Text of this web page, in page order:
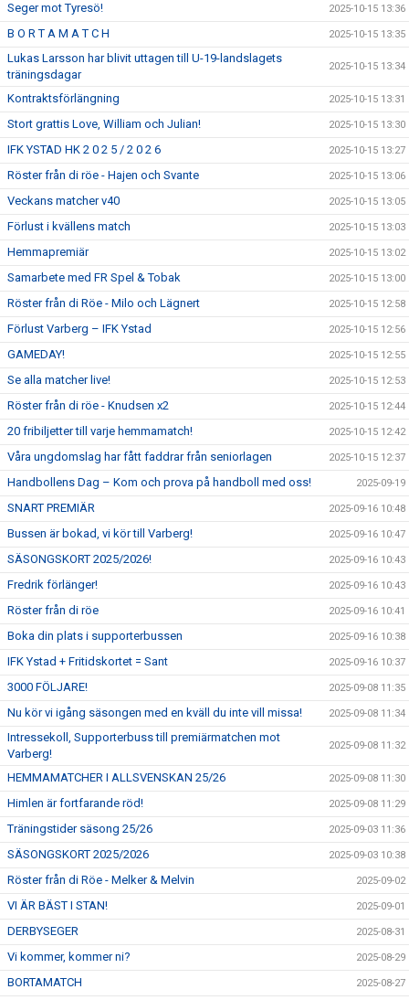
Seger mot Tyresö! 2025-10-15 13:36
B O R T A M A T C H 2025-10-15 13:35
Lukas Larsson har blivit uttagen till U-19-landslagets
träningsdagar
2025-10-15 13:34
Kontraktsförlängning 2025-10-15 13:31
Stort grattis Love, William och Julian! 2025-10-15 13:30
IFK YSTAD HK 2 0 2 5 / 2 0 2 6 2025-10-15 13:27
Röster från di röe - Hajen och Svante 2025-10-15 13:06
Veckans matcher v40 2025-10-15 13:05
Förlust i kvällens match 2025-10-15 13:03
Hemmapremiär 2025-10-15 13:02
Samarbete med FR Spel & Tobak 2025-10-15 13:00
Röster från di Röe - Milo och Lägnert 2025-10-15 12:58
Förlust Varberg – IFK Ystad 2025-10-15 12:56
GAMEDAY! 2025-10-15 12:55
Se alla matcher live! 2025-10-15 12:53
Röster från di röe - Knudsen x2 2025-10-15 12:44
20 fribiljetter till varje hemmamatch! 2025-10-15 12:42
Våra ungdomslag har fått faddrar från seniorlagen 2025-10-15 12:37
Handbollens Dag – Kom och prova på handboll med oss! 2025-09-19
SNART PREMIÄR 2025-09-16 10:48
Bussen är bokad, vi kör till Varberg! 2025-09-16 10:47
SÄSONGSKORT 2025/2026! 2025-09-16 10:43
Fredrik förlänger! 2025-09-16 10:43
Röster från di röe 2025-09-16 10:41
Boka din plats i supporterbussen 2025-09-16 10:38
IFK Ystad + Fritidskortet = Sant 2025-09-16 10:37
3000 FÖLJARE! 2025-09-08 11:35
Nu kör vi igång säsongen med en kväll du inte vill missa! 2025-09-08 11:34
Intressekoll, Supporterbuss till premiärmatchen mot
Varberg!
2025-09-08 11:32
HEMMAMATCHER I ALLSVENSKAN 25/26 2025-09-08 11:30
Himlen är fortfarande röd! 2025-09-08 11:29
Träningstider säsong 25/26 2025-09-03 11:36
SÄSONGSKORT 2025/2026 2025-09-03 10:38
Röster från di Röe - Melker & Melvin 2025-09-02
VI ÄR BÄST I STAN! 2025-09-01
DERBYSEGER 2025-08-31
Vi kommer, kommer ni? 2025-08-29
BORTAMATCH 2025-08-27